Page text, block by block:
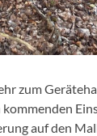
zum
auf den